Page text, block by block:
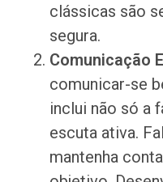
clássicas são
segura.
Comunicação
comunicar-se
inclui não só a
escuta ativa.
mantenha